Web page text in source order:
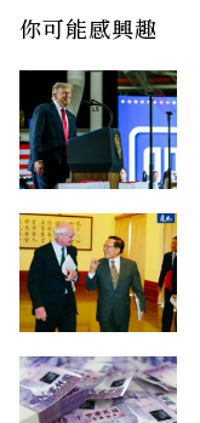
你可能感興趣